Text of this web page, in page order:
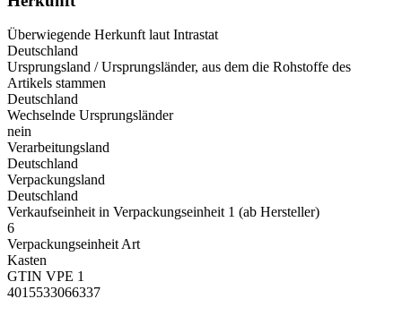
Überwiegende Herkunft laut Intrastat
Deutschland
Ursprungsland / Ursprungsländer, aus dem die Rohstoffe des
Artikels stammen
Deutschland
Wechselnde Ursprungsländer
nein
Verarbeitungsland
Deutschland
Verpackungsland
Deutschland
Verkaufseinheit in Verpackungseinheit 1 (ab Hersteller)
6
Verpackungseinheit Art
Kasten
GTIN VPE 1
4015533066337